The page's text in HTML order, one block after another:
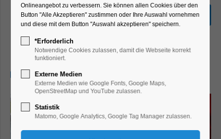
Tag der Architektur in
Bollmansruh
Bildung, Vortrag, Jahrestag, Jubiläum,
Kunst, Party, Feiern, Fest
28.06.2026, 12:00
Onlineangebot zu verbessern. Sie können allen Cookies über den
Button "Alle Akzeptieren" zustimmen oder Ihre Auswahl vornehmen
und diese mit dem Button "Auswahl akzeptieren" speichern.
*Erforderlich
Notwendige Cookies zulassen, damit die Webseite korrekt
funktioniert.
Externe Medien
Externe Medien wie Google Fonts, Google Maps,
OpenStreetMap und YouTube zulassen.
Statistik
Matomo, Google Analytics, Google Tag Manager zulassen.